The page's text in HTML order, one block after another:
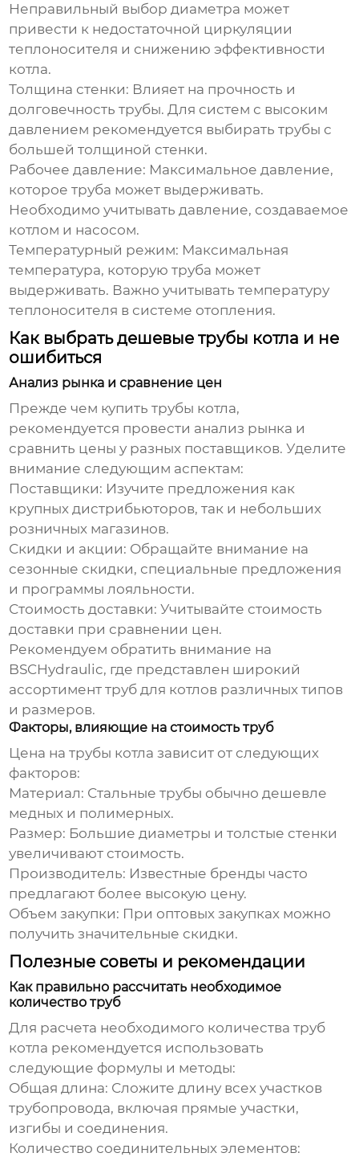
Неправильный выбор диаметра может
привести к недостаточной циркуляции
теплоносителя и снижению эффективности
котла.
Толщина стенки: Влияет на прочность и
долговечность трубы. Для систем с высоким
давлением рекомендуется выбирать трубы с
большей толщиной стенки.
Рабочее давление: Максимальное давление,
которое труба может выдерживать.
Необходимо учитывать давление, создаваемое
котлом и насосом.
Температурный режим: Максимальная
температура, которую труба может
выдерживать. Важно учитывать температуру
теплоносителя в системе отопления.
Как выбрать дешевые трубы котла и не
ошибиться
Анализ рынка и сравнение цен
Прежде чем купитьтрубы котла,
рекомендуется провести анализ рынка и
сравнить цены у разных поставщиков. Уделите
внимание следующим аспектам:
Поставщики: Изучите предложения как
крупных дистрибьюторов, так и небольших
розничных магазинов.
Скидки и акции: Обращайте внимание на
сезонные скидки, специальные предложения
и программы лояльности.
Стоимость доставки: Учитывайте стоимость
доставки при сравнении цен.
Рекомендуем обратить внимание на
BSCHydraulic, где представлен широкий
ассортимент труб для котлов различных типов
и размеров.
Факторы, влияющие на стоимость труб
Цена натрубы котла зависит от следующих
факторов:
Материал: Стальные трубы обычно дешевле
медных и полимерных.
Размер: Большие диаметры и толстые стенки
увеличивают стоимость.
Производитель: Известные бренды часто
предлагают более высокую цену.
Объем закупки: При оптовых закупках можно
получить значительные скидки.
Полезные советы и рекомендации
Как правильно рассчитать необходимое
количество труб
Для расчета необходимого количестватруб
котла рекомендуется использовать
следующие формулы и методы:
Общая длина: Сложите длину всех участков
трубопровода, включая прямые участки,
изгибы и соединения.
Количество соединительных элементов: